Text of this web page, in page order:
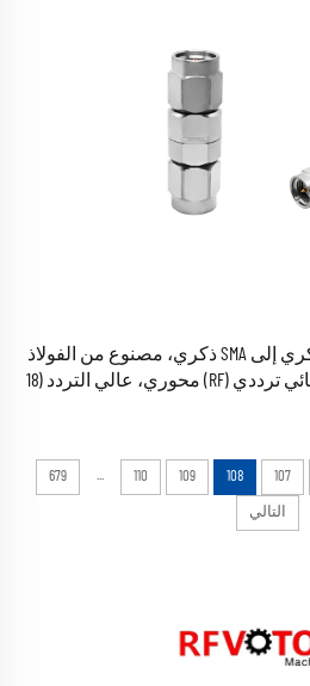
سعر المصنع لمُحوِّل SMA ذكري إلى SMA ذكري، مصنوع من الفولاذ
المقاوم للصدأ، مُحوِّل كهربائي ترددي (RF) محوري، عالي التردد (18
107
108
109
110
...
679
التالي